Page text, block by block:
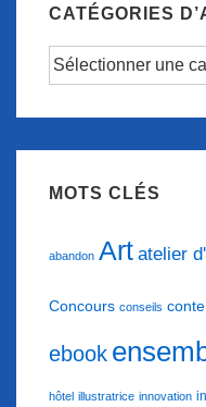
CATÉGORIES
Catégories
MOTS CLÉS
abandon Art atelier
Concours conseils conte
ebook
hôtel illustratrice innovation